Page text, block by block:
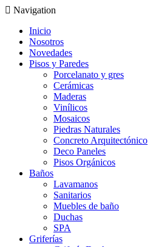
Navigation
Inicio
Nosotros
Novedades
Pisos y Paredes
Porcelanato y gres
Cerámicas
Maderas
Vinílicos
Mosaicos
Piedras Naturales
Concreto Arquitectónico
Deco Paneles
Pisos Orgánicos
Baños
Lavamanos
Sanitarios
Muebles de baño
Duchas
SPA
Griferías